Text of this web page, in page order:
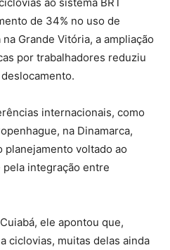
de 34% no uso de
Grande Vitória, a ampliação
por trabalhadores reduziu
internacionais, como
na Dinamarca,
voltado ao
integração entre
ele apontou que,
ciclovias, muitas delas ainda